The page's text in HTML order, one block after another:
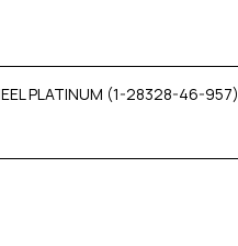
PLATINUM (1-28328-46-957)